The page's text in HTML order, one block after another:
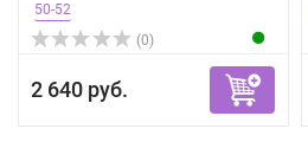
50-52
(0)
2 640 руб.